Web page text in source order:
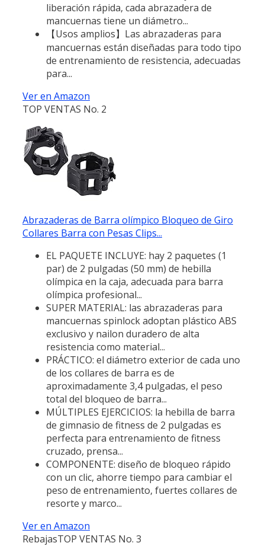
liberación rápida, cada abrazadera de
mancuernas tiene un diámetro...
【Usos amplios】Las abrazaderas para
mancuernas están diseñadas para todo tipo
de entrenamiento de resistencia, adecuadas
para...
Ver en Amazon
TOP VENTAS No. 2
Abrazaderas de Barra olímpico Bloqueo de Giro
Collares Barra con Pesas Clips...
EL PAQUETE INCLUYE: hay 2 paquetes (1
par) de 2 pulgadas (50 mm) de hebilla
olímpica en la caja, adecuada para barra
olímpica profesional...
SUPER MATERIAL: las abrazaderas para
mancuernas spinlock adoptan plástico ABS
exclusivo y nailon duradero de alta
resistencia como material...
PRÁCTICO: el diámetro exterior de cada uno
de los collares de barra es de
aproximadamente 3,4 pulgadas, el peso
total del bloqueo de barra...
MÚLTIPLES EJERCICIOS: la hebilla de barra
de gimnasio de fitness de 2 pulgadas es
perfecta para entrenamiento de fitness
cruzado, prensa...
COMPONENTE: diseño de bloqueo rápido
con un clic, ahorre tiempo para cambiar el
peso de entrenamiento, fuertes collares de
resorte y marco...
Ver en Amazon
RebajasTOP VENTAS No. 3